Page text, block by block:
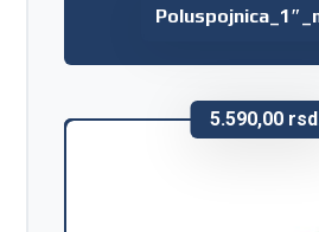
5.590,00